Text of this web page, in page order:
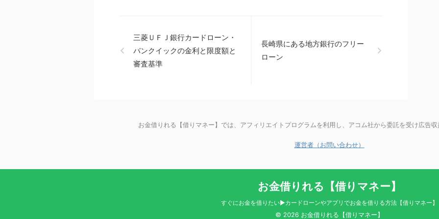
三菱ＵＦＪ銀行カードローン・
バンクイックの金利と限度額と
審査基準
長崎県にある地方銀行のフリー
ローン
お金借りれる【借りマネー】では、アフィリエイトプログラムを利用し、アコム社から委託を受け広告収
運営者（お問い合わせ）
お金借りれる【借りマネー】
すぐにお金を借りたい▶カードローンやアプリでお金を借りる方法【借りマネー】
© 2026 お金借りれる【借りマネー】